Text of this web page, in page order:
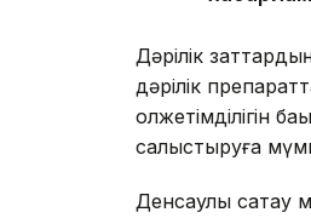
Дәрілік
дәрілік
қолжетімділігін
салыстыруға
Денсаулық сақтау